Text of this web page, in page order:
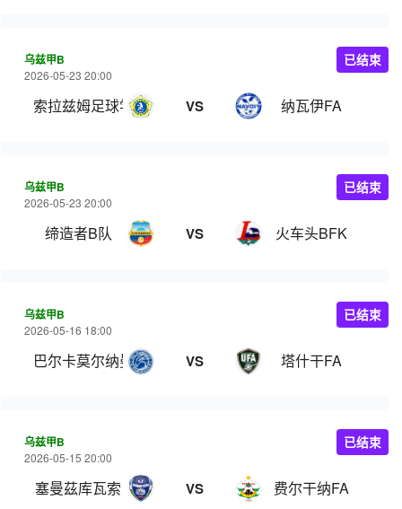
乌兹甲B
2026-05-23 20:00
索拉兹姆足球学院 VS 纳瓦伊FA
已结束
乌兹甲B
2026-05-23 20:00
缔造者B队 VS 火车头BFK
已结束
乌兹甲B
2026-05-16 18:00
巴尔卡莫尔纳曼干 VS 塔什干FA
已结束
乌兹甲B
2026-05-15 20:00
塞曼茲库瓦索 VS 费尔干纳FA
已结束